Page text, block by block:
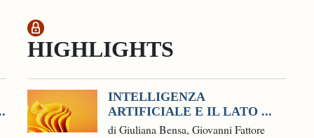
HIGHLIGHTS
INTELLIGENZA
ARTIFICIALE E IL LATO ...
di Giuliana Bensa, Giovanni Fattore